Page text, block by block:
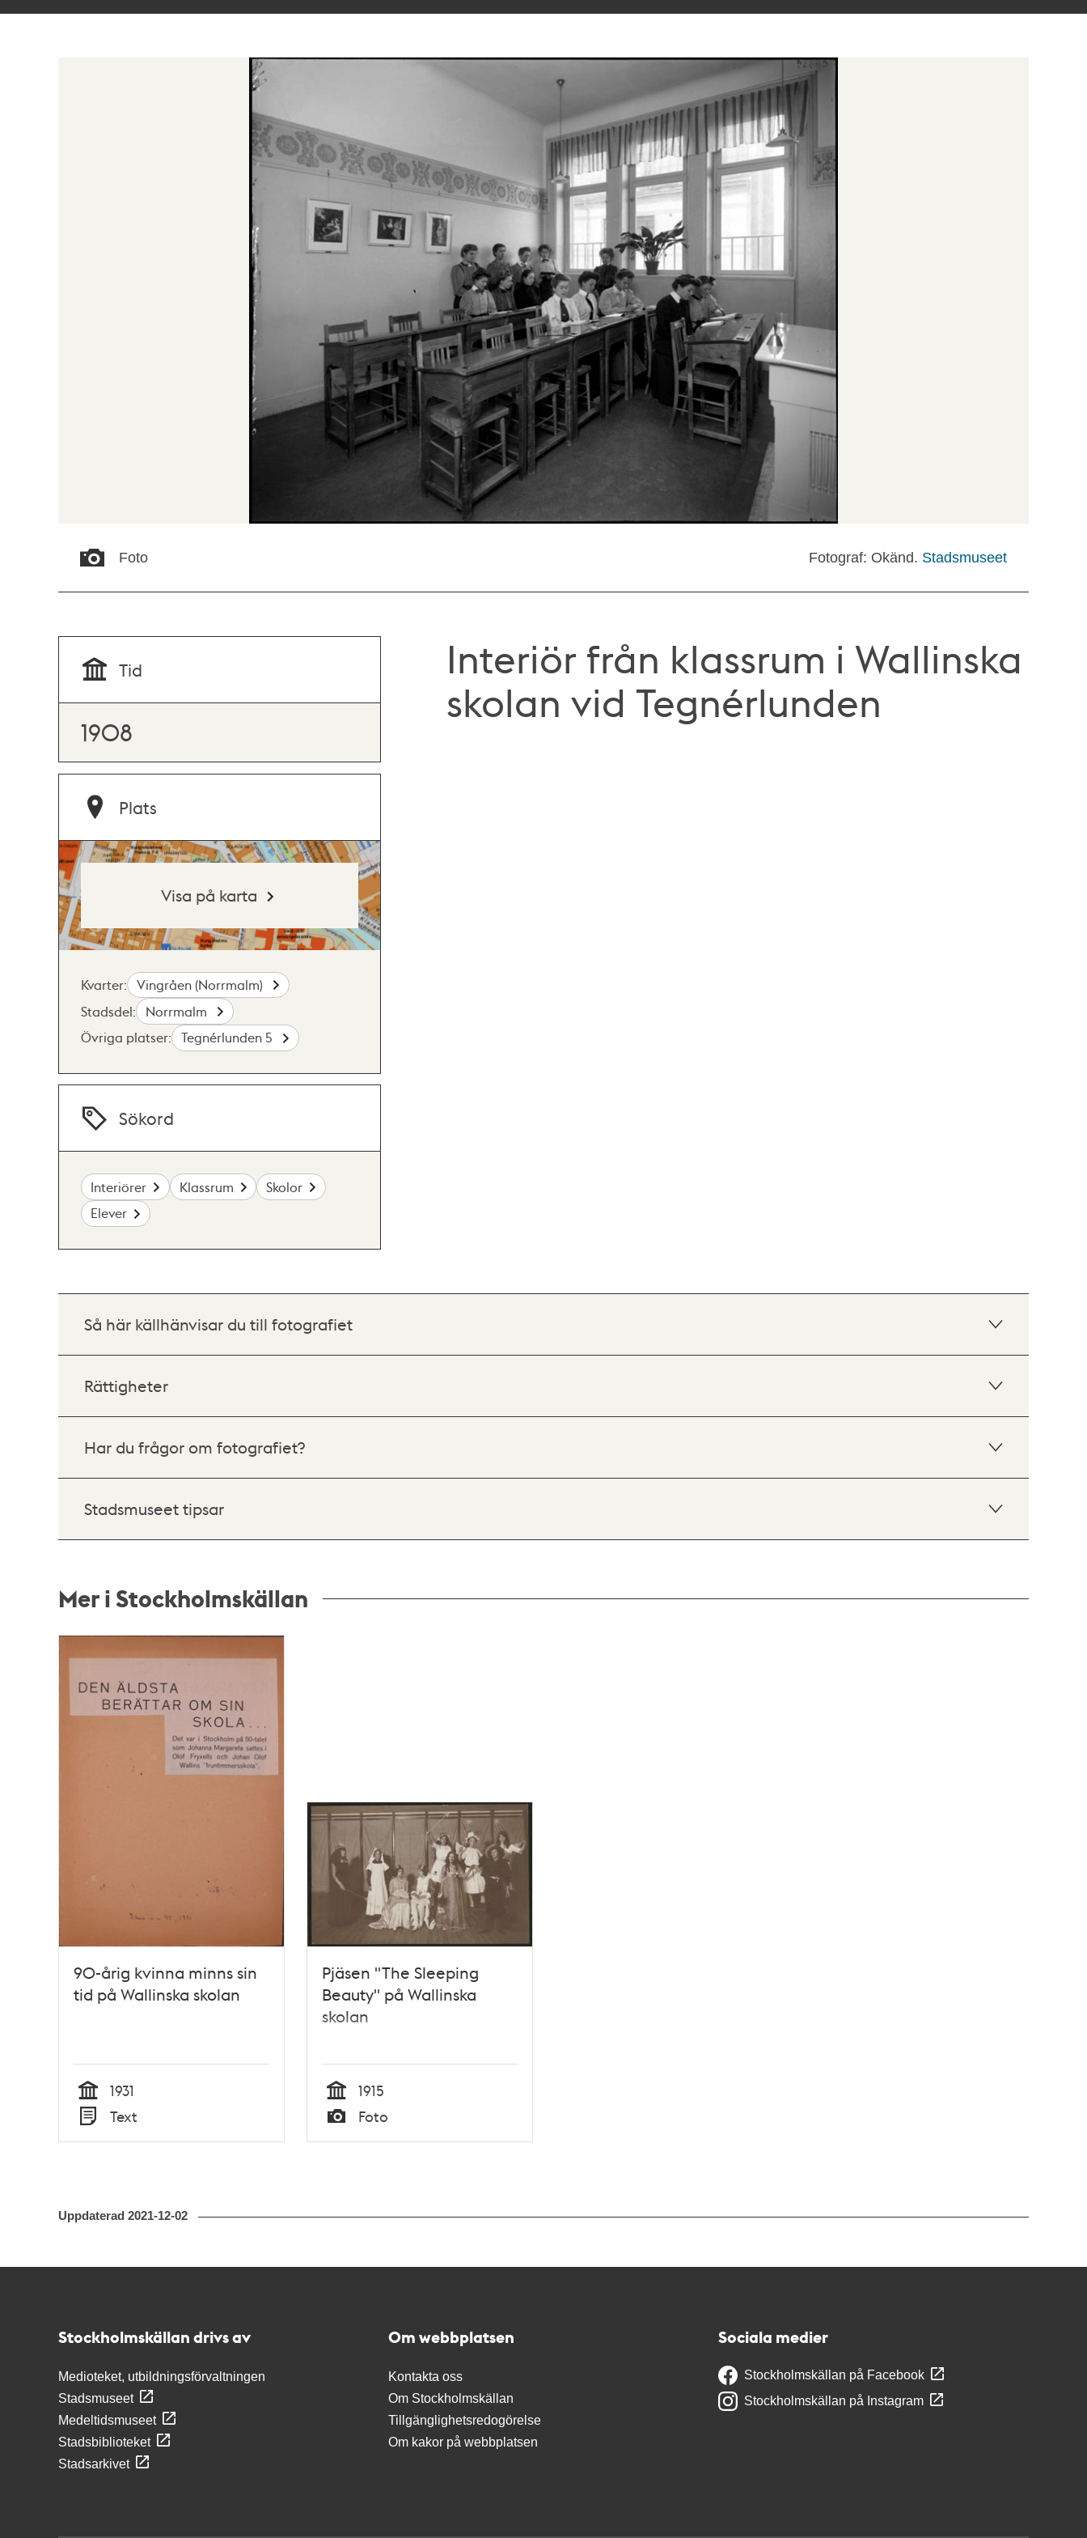
Foto Fotograf: Okänd. Stadsmuseet
Interiör från klassrum i Wallinska
skolan vid Tegnérlunden
Tid
1908
Plats
Visa på karta
Kvarter:
Vingråen (Norrmalm)
Stadsdel:
Norrmalm
Övriga platser:
Tegnérlunden 5
Sökord
Interiörer Klassrum
Skolor
Elever
Så här källhänvisar du till fotografiet
Rättigheter
Har du frågor om fotografiet?
Stadsmuseet tipsar
Mer i Stockholmskällan
Relaterade
och
90-årig kvinna minns sin
tid på Wallinska skolan
Tid
1931
Typ
Text
Pjäsen "The Sleeping
Beauty" på Wallinska
skolan
Tid
1915
Typ
Foto
Uppdaterad 2021-12-02
Stockholmskällan drivs av
Medioteket, utbildningsförvaltningen
Stadsmuseet
Medeltidsmuseet
Stadsbiblioteket
Stadsarkivet
Om webbplatsen
Kontakta oss
Om Stockholmskällan
Tillgänglighetsredogörelse
Om kakor på webbplatsen
Sociala medier
Stockholmskällan på Facebook
Stockholmskällan på Instagram